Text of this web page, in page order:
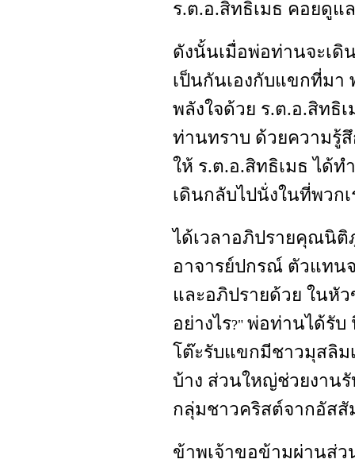
ร.ต.อ.สิทธิเมธ คอยดูแ
ดังนั้นเมื่อพ่อท่านจะเดิ
เป็นกันเองกับแขกที่มา
พลังใจด้วย ร.ต.อ.สิทธิ
ท่านทราบ ด้วยความรู้สึ
ให้ ร.ต.อ.สิทธิเมธ ได้
เดินกลับไปนั่งในที่พวกเ
ได้เวลาอภิปรายคุณนิ
อาจารย์ปกรณ์ ตัวแทน
และอภิปรายด้วย ในหั
อย่างไร?" พ่อท่านได้รับ
โต๊ะรับแขกมีชาวมุสลิม
บ้าง ส่วนใหญ่ช่วยงาน
กลุ่มชาวคริสต์จากอัส
ข้าพเจ้าขอข้ามผ่านส่